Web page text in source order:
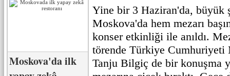
Moskova'da ilk
Yine bir 3 Haziran'da, büyük
Moskova'da hem mezarı
konser etkinliği ile anıldı.
törende Türkiye
Tanju Bilgiç de bir konuşma